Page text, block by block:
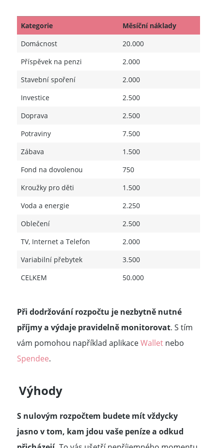
Kategorie
Měsíční náklady
Domácnost
20.000
Příspěvek na penzi
2.000
Stavební spoření
2.000
Investice
2.500
Doprava
2.500
Potraviny
7.500
Zábava
1.500
Fond na dovolenou
750
Kroužky pro děti
1.500
Voda a energie
2.250
Oblečení
2.500
TV, Internet a Telefon
2.000
Variabilní přebytek
3.500
CELKEM
50.000
Při dodržování rozpočtu je nezbytně nutné
příjmy a výdaje pravidelně monitorovat. S tím
vám pomohou například aplikaceWallet nebo
Spendee.
Výhody
S nulovým rozpočtem budete mít vždycky
jasno v tom, kam jdou vaše peníze a odkud